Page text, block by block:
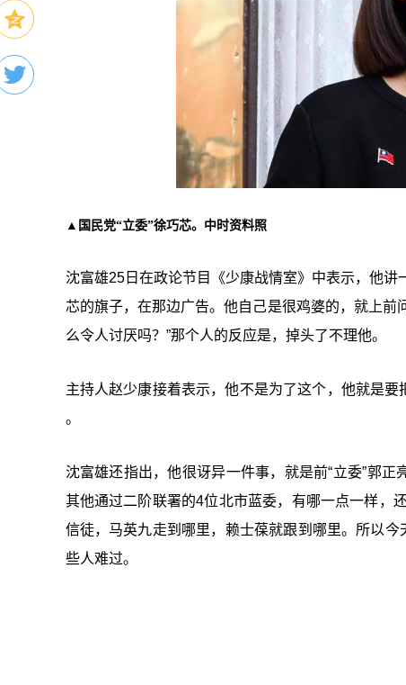
▲国民党“立委”徐巧芯。中时资料照
沈富雄25日在政论节目《少康战情室》中表示，他
芯的旗子，在那边广告。他自己是很鸡婆的，就上前
么令人讨厌吗？”那个人的反应是，掉头了不理他。
主持人赵少康接着表示，他不是为了这个，他就是
。
沈富雄还指出，他很讶异一件事，就是前“立委”郭
其他通过二阶联署的4位北市蓝委，有哪一点一样，
信徒，马英九走到哪里，赖士葆就跟到哪里。所以
些人难过。